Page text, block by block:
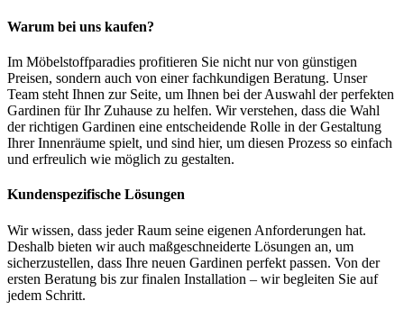
Warum bei uns kaufen?
Im Möbelstoffparadies profitieren Sie nicht nur von günstigen
Preisen, sondern auch von einer fachkundigen Beratung. Unser
Team steht Ihnen zur Seite, um Ihnen bei der Auswahl der perfekten
Gardinen für Ihr Zuhause zu helfen. Wir verstehen, dass die Wahl
der richtigen Gardinen eine entscheidende Rolle in der Gestaltung
Ihrer Innenräume spielt, und sind hier, um diesen Prozess so einfach
und erfreulich wie möglich zu gestalten.
Kundenspezifische Lösungen
Wir wissen, dass jeder Raum seine eigenen Anforderungen hat.
Deshalb bieten wir auch maßgeschneiderte Lösungen an, um
sicherzustellen, dass Ihre neuen Gardinen perfekt passen. Von der
ersten Beratung bis zur finalen Installation – wir begleiten Sie auf
jedem Schritt.